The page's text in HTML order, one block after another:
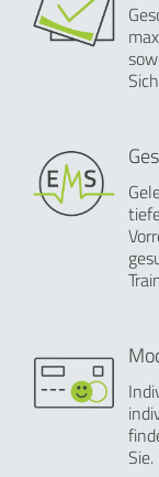
Sie.